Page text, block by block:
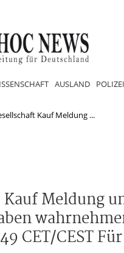
AUSLAND POLIZEI
Kauf Meldung ...
Meldung
CET/CEST